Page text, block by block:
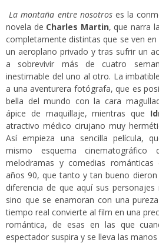
La montaña entre nosotroses la
novela de Charles Martin, que narra
completamente distintas que se ven
un aeroplano privado y tras sufrir un
a sobrevivir más de cuatro
inestimable del uno al otro. La imbatible
a una aventurera fotógrafa, que es
bella del mundo con la cara
ápice de maquillaje, mientras que
atractivo médico cirujano muy
Así empieza una sencilla película,
mismo esquema
melodramas y comedias románticas
años 90, que tanto y tan bueno
diferencia de que aquí sus
sino que se enamoran con una
tiempo real convierte al film en una
romántica, de esas en las que
espectador suspira y se lleva las manos